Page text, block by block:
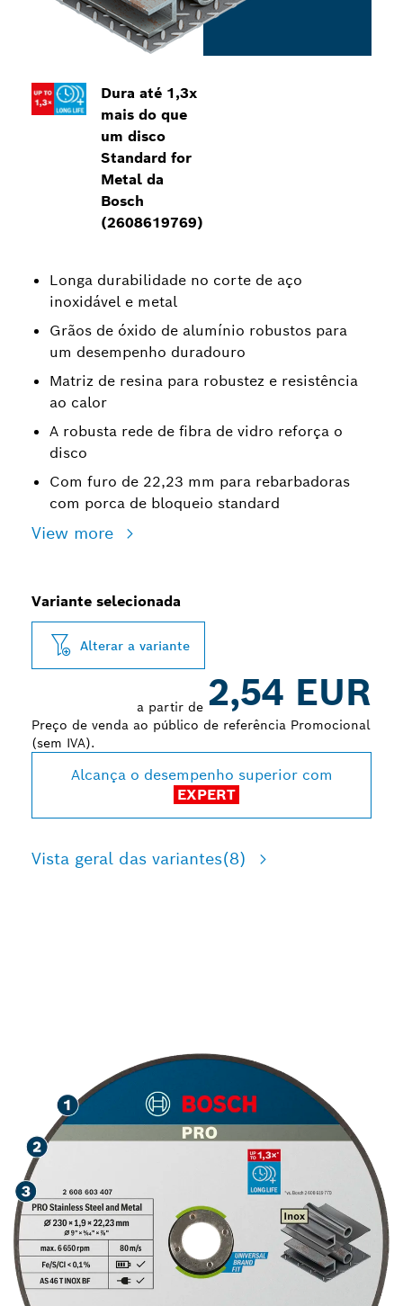
Dura até 1,3x
mais do que
um disco
Standard for
Metal da
Bosch
(2608619769)
Longa durabilidade no corte de aço
inoxidável e metal
Grãos de óxido de alumínio robustos para
um desempenho duradouro
Matriz de resina para robustez e resistência
ao calor
A robusta rede de fibra de vidro reforça o
disco
Com furo de 22,23 mm para rebarbadoras
com porca de bloqueio standard
View more
Variante selecionada
Alterar a variante
a partir de 2,54 EUR
Preço de venda ao público de referência Promocional
(sem IVA).
Alcança o desempenho superior com
EXPERT
Vista geral das variantes(8)